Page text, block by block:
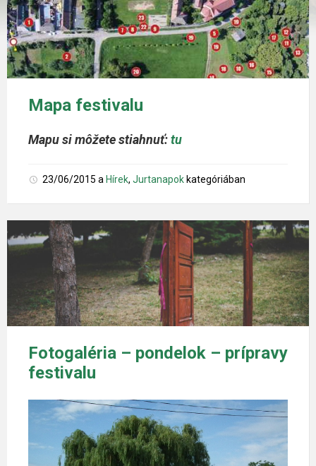
Mapa festivalu
Mapu si môžete stiahnuť:tu
23/06/2015 a Hírek, Jurtanapok kategóriában
Fotogaléria – pondelok – prípravy
festivalu